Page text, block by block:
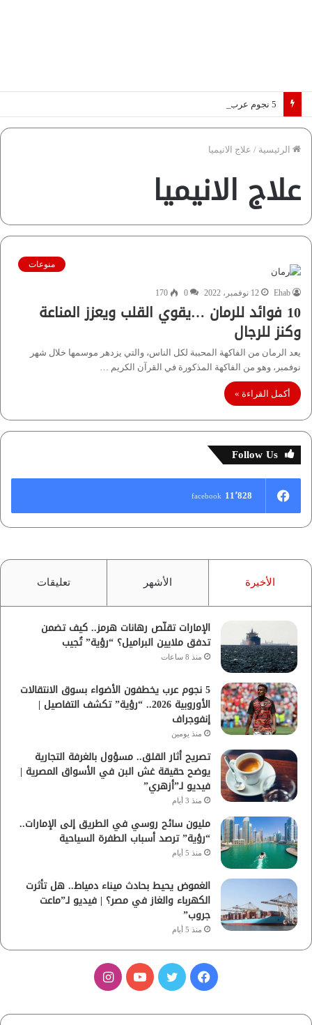
الرئيسية / علاج الانيميا
علاج الانيميا
منوعات
Ehab 12 نوفمبر، 2022 0
170
10 فوائد للرمان …يقوي القلب ويعزز المناعة
وكنز للرجال
يعد الرمان من الفاكهة المحببة لكل الناس، والتي يزدهر موسمها خلال شهر
نوفمبر، وهو من الفاكهة المذكورة في القرآن الكريم …
أكمل القراءة »
Follow Us
11٬828 facebook
الأخيرة الأشهر تعليقات
الإمارات تقلّص رهانات هرمز.. كيف تضمن
تدفق ملايين البراميل؟ “رؤية” تُجيب
منذ 8 ساعات
5 نجوم عرب يخطفون الأضواء بسوق الانتقالات
الأوروبية 2026.. “رؤية” تكشف التفاصيل |
إنفوجراف
منذ يومين
تصريح أثار القلق.. مسؤول بالغرفة التجارية
يوضح حقيقة غش البن في الأسواق المصرية |
فيديو لـ”أزهري”
منذ 3 أيام
مليون سائح روسي في الطريق إلى الإمارات..
“رؤية” ترصد أسباب الطفرة السياحية
منذ 5 أيام
الغموض يحيط بحادث ميناء دمياط.. هل تأثرت
الكهرباء والغاز في مصر؟ | فيديو لـ”ماعت
جروب”
منذ 5 أيام